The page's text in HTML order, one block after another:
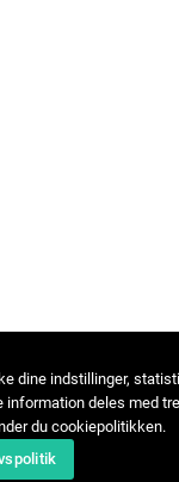
dine indstillinger,
information deles med
du cookiepolitikken.